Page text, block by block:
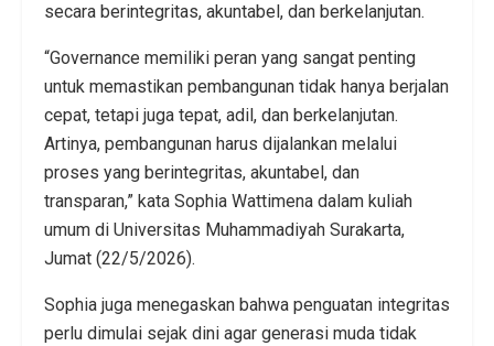
secara berintegritas, akuntabel, dan berkelanjutan.
“Governance memiliki peran yang sangat penting
untuk memastikan pembangunan tidak hanya berjalan
cepat, tetapi juga tepat, adil, dan berkelanjutan.
Artinya, pembangunan harus dijalankan melalui
proses yang berintegritas, akuntabel, dan
transparan,” kata Sophia Wattimena dalam kuliah
umum di Universitas Muhammadiyah Surakarta,
Jumat (22/5/2026).
Sophia juga menegaskan bahwa penguatan integritas
perlu dimulai sejak dini agar generasi muda tidak